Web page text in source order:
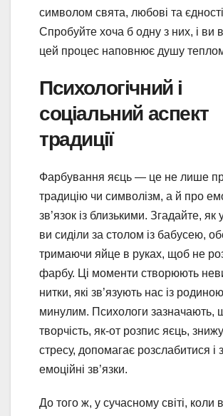
символом свята, любові та
Спробуйте хоча б одну з них, і ви
цей процес наповнює душу
Психологічний і
соціальний аспект
традиції
Фарбування яєць — це не лише
традицію чи символізм, а й про
зв’язок із близькими. Згадайте, як
ви сиділи за столом із бабусею,
тримаючи яйце в руках, щоб не
фарбу. Ці моменти створюють
нитки, які зв’язують нас із
минулим. Психологи зазначають,
творчість, як-от розпис яєць,
стресу, допомагає розслабитися і
емоційні зв’язки.
До того ж, у сучасному світі, коли